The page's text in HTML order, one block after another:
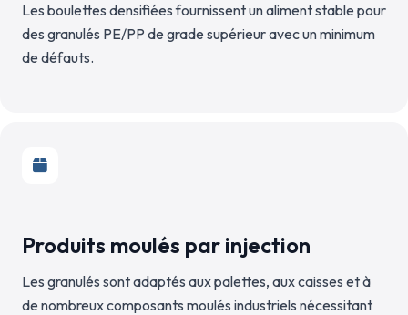
Les boulettes densifiées fournissent un aliment stable pour
des granulés PE/PP de grade supérieur avec un minimum
de défauts.
Produits moulés par injection
Les granulés sont adaptés aux palettes, aux caisses et à
de nombreux composants moulés industriels nécessitant